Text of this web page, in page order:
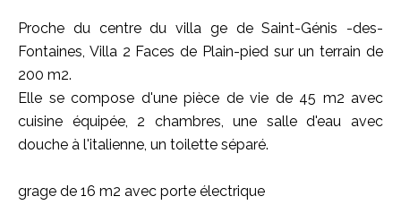
Proche du centre du villa ge de Saint-Génis -des-
Fontaines, Villa 2 Faces de Plain-pied sur un terrain de
200 m2.
Elle se compose d'une pièce de vie de 45 m2 avec
cuisine équipée, 2 chambres, une salle d'eau avec
douche à l'italienne, un toilette séparé.
grage de 16 m2 avec porte électrique